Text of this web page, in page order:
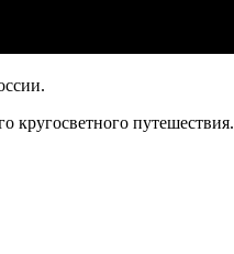
кругосветного путешествия.